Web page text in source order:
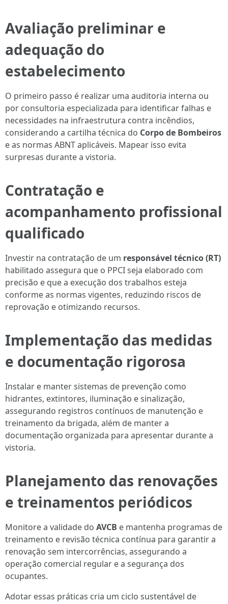
Avaliação preliminar e
adequação do
estabelecimento
O primeiro passo é realizar uma auditoria interna ou
por consultoria especializada para identificar falhas e
necessidades na infraestrutura contra incêndios,
considerando a cartilha técnica do Corpo de Bombeiros
e as normas ABNT aplicáveis. Mapear isso evita
surpresas durante a vistoria.
Contratação e
acompanhamento profissional
qualificado
Investir na contratação de um responsável técnico (RT)
habilitado assegura que o PPCI seja elaborado com
precisão e que a execução dos trabalhos esteja
conforme as normas vigentes, reduzindo riscos de
reprovação e otimizando recursos.
Implementação das medidas
e documentação rigorosa
Instalar e manter sistemas de prevenção como
hidrantes, extintores, iluminação e sinalização,
assegurando registros contínuos de manutenção e
treinamento da brigada, além de manter a
documentação organizada para apresentar durante a
vistoria.
Planejamento das renovações
e treinamentos periódicos
Monitore a validade do AVCB e mantenha programas de
treinamento e revisão técnica contínua para garantir a
renovação sem intercorrências, assegurando a
operação comercial regular e a segurança dos
ocupantes.
Adotar essas práticas cria um ciclo sustentável de